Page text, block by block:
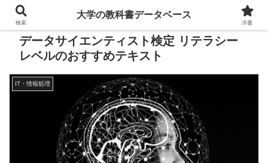
データサイエンティスト検定 リテラシー
レベルのおすすめテキスト
IT・情報処理
検索
大学の教科書データベース
洋書